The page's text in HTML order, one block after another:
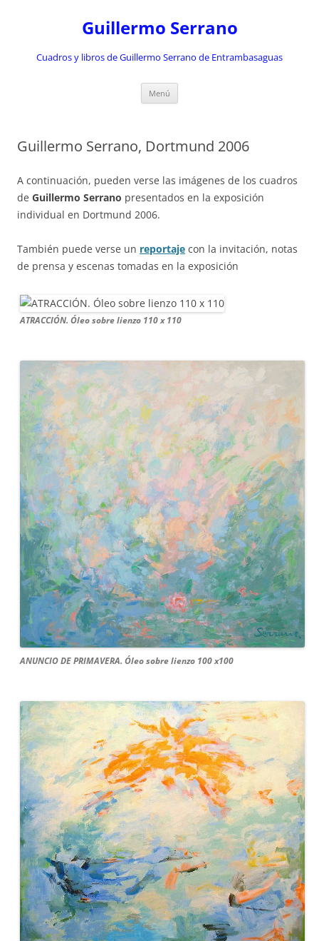
Guillermo Serrano
Cuadros y libros de Guillermo Serrano de Entrambasaguas
Menú
Guillermo Serrano, Dortmund 2006
A continuación, pueden verse las imágenes de los cuadros
de Guillermo Serrano presentados en la exposición
individual en Dortmund 2006.
También puede verse un reportaje con la invitación, notas
de prensa y escenas tomadas en la exposición
ATRACCIÓN. Óleo sobre lienzo 110 x 110
ANUNCIO DE PRIMAVERA. Óleo sobre lienzo 100 x100